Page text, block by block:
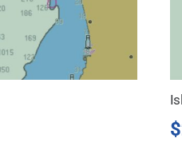
$